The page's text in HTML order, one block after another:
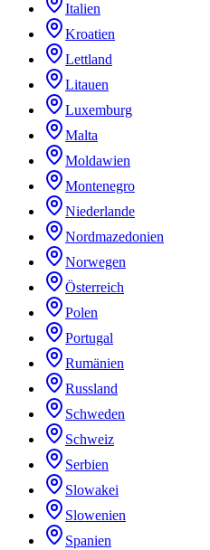
Italien
Kroatien
Lettland
Litauen
Luxemburg
Malta
Moldawien
Montenegro
Niederlande
Nordmazedonien
Norwegen
Österreich
Polen
Portugal
Rumänien
Russland
Schweden
Schweiz
Serbien
Slowakei
Slowenien
Spanien